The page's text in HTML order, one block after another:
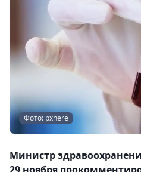
Фото: pxhere
Министр